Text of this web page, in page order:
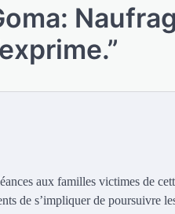
”
aux familles victimes de
de s’impliquer de